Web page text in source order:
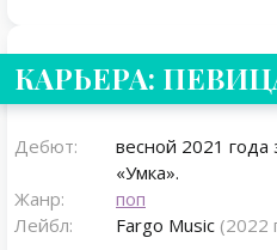
КАРЬЕРА:
Дебют:
весной 2021
«Умка».
Жанр:
поп
Лейбл:
Fargo Music (2022